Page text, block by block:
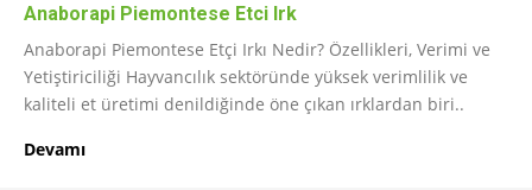
Anaborapi Piemontese Etci Irk
Anaborapi Piemontese Etçi Irkı Nedir? Özellikleri, Verimi ve
Yetiştiriciliği Hayvancılık sektöründe yüksek verimlilik ve
kaliteli et üretimi denildiğinde öne çıkan ırklardan biri..
Devamı